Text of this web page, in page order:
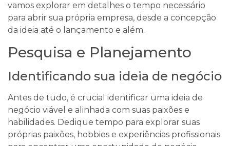
vamos explorar em detalhes o tempo necessário
para abrir sua própria empresa, desde a concepção
da ideia até o lançamento e além.
Pesquisa e Planejamento
Identificando sua ideia de negócio
Antes de tudo, é crucial identificar uma ideia de
negócio viável e alinhada com suas paixões e
habilidades. Dedique tempo para explorar suas
próprias paixões, hobbies e experiências profissionais